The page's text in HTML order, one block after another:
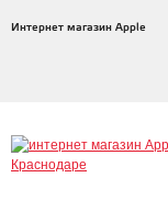
Интернет магазин Apple